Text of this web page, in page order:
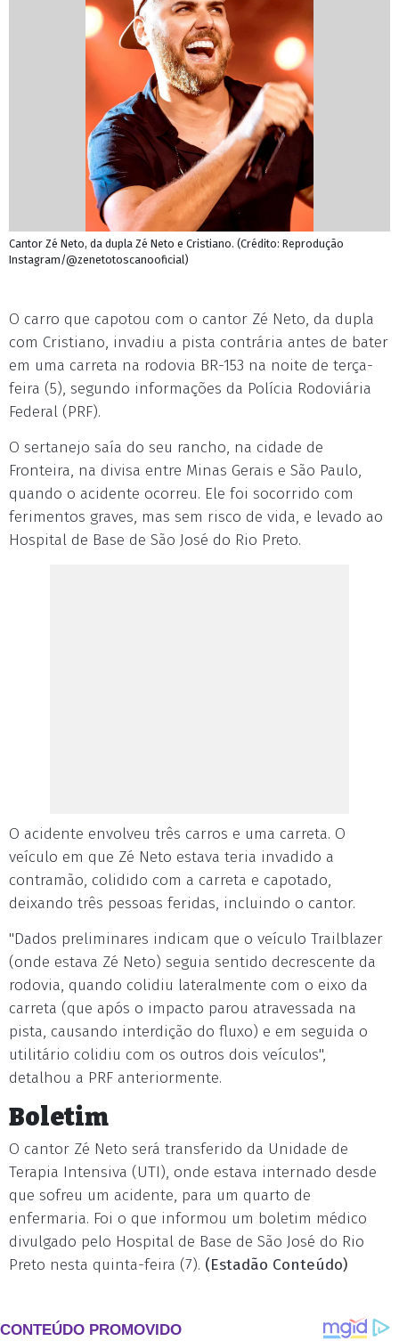
Cantor Zé Neto, da dupla Zé Neto e Cristiano. (Crédito: Reprodução
Instagram/@zenetotoscanooficial)
O carro que capotou com o cantor Zé Neto, da dupla
com Cristiano, invadiu a pista contrária antes de bater
em uma carreta na rodovia BR-153 na noite de terça-
feira (5), segundo informações da Polícia Rodoviária
Federal (PRF).
O sertanejo saía do seu rancho, na cidade de
Fronteira, na divisa entre Minas Gerais e São Paulo,
quando o acidente ocorreu. Ele foi socorrido com
ferimentos graves, mas sem risco de vida, e levado ao
Hospital de Base de São José do Rio Preto.
O acidente envolveu três carros e uma carreta. O
veículo em que Zé Neto estava teria invadido a
contramão, colidido com a carreta e capotado,
deixando três pessoas feridas, incluindo o cantor.
"Dados preliminares indicam que o veículo Trailblazer
(onde estava Zé Neto) seguia sentido decrescente da
rodovia, quando colidiu lateralmente com o eixo da
carreta (que após o impacto parou atravessada na
pista, causando interdição do fluxo) e em seguida o
utilitário colidiu com os outros dois veículos",
detalhou a PRF anteriormente.
Boletim
O cantor Zé Neto será transferido da Unidade de
Terapia Intensiva (UTI), onde estava internado desde
que sofreu um acidente, para um quarto de
enfermaria. Foi o que informou um boletim médico
divulgado pelo Hospital de Base de São José do Rio
Preto nesta quinta-feira (7). (Estadão Conteúdo)